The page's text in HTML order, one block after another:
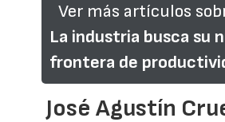
Ver más artículos
La industria busca su
frontera de
José Agustín